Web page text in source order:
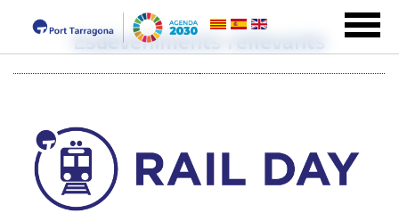
Esdeveniments rellevants